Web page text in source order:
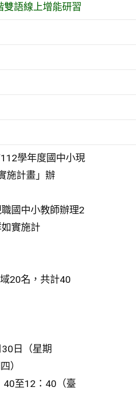
雙語線上增能研習
學年度國中小現
施計畫」辦
國中小教師辦理2
實施計
20名，共計40
日（星期
）
40至12：40（臺